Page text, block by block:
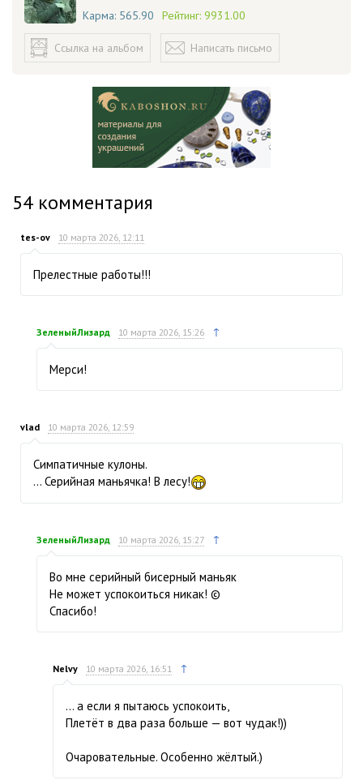
Карма: 565.90 Рейтинг: 9931.00
Ссылка на альбом Написать письмо
54 комментария
tes-ov 10 марта 2026, 12:11
Прелестные работы!!!
ЗеленыйЛизард 10 марта 2026, 15:26 ↑
Мерси!
vlad 10 марта 2026, 12:59
Симпатичные кулоны.
… Серийная маньячка! В лесу!
ЗеленыйЛизард 10 марта 2026, 15:27 ↑
Во мне серийный бисерный маньяк
Не может успокоиться никак! ©
Спасибо!
Nelvy 10 марта 2026, 16:51 ↑
… а если я пытаюсь успокоить,
Плетёт в два раза больше — вот чудак!))
Очаровательные. Особенно жёлтый.)